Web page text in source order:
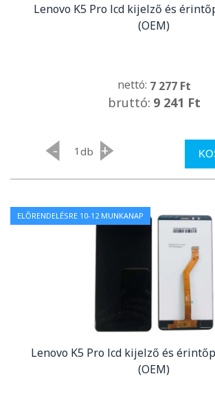
Lenovo K5 Pro lcd kijelző és
(OEM)
nettó: 7 277 Ft
bruttó: 9 241 Ft
- db +
ELŐRENDELÉSRE 10-12 MUNKANAP
Lenovo K5 Pro lcd kijelző és
(OEM)